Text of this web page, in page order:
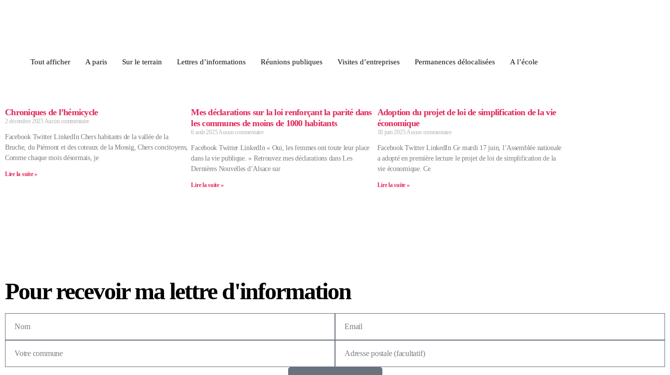
Tout afficher A paris Sur le terrain Lettres d’informations Réunions publiques Visites d’entreprises Permanences délocalisées A l’école
Chroniques de l’hémicycle
2 décembre 2025Aucun commentaire
Facebook Twitter LinkedIn Chers habitants de la vallée de la
Bruche, du Piémont et des coteaux de la Mossig, Chers concitoyens,
Comme chaque mois désormais, je
Lire la suite »
Mes déclarations sur la loi renforçant la parité dans
les communes de moins de 1000 habitants
6 août 2025Aucun commentaire
Facebook Twitter LinkedIn « Oui, les femmes ont toute leur place
dans la vie publique. » Retrouvez mes déclarations dans Les
Dernières Nouvelles d’Alsace sur
Lire la suite »
Adoption du projet de loi de simplification de la vie
économique
18 juin 2025Aucun commentaire
Facebook Twitter LinkedIn Ce mardi 17 juin, l’Assemblée nationale
a adopté en première lecture le projet de loi de simplification de la
vie économique. Ce
Lire la suite »
Pour recevoir ma lettre d'information